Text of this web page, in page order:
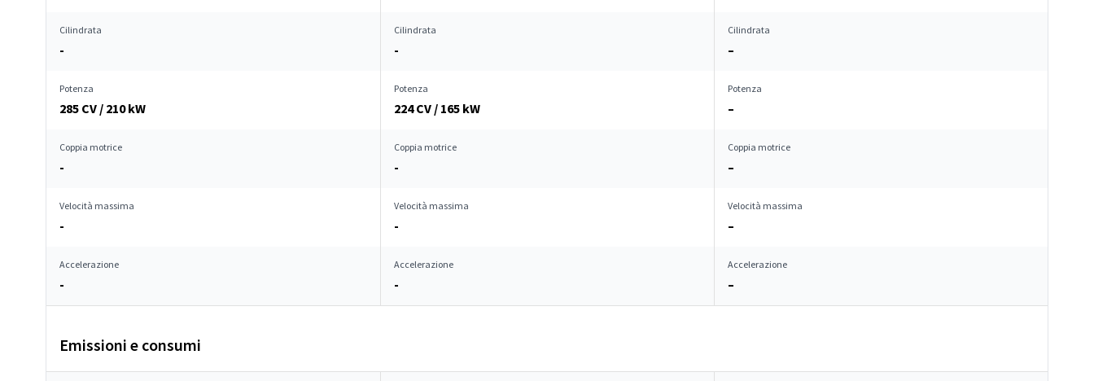
Cilindrata
-
Cilindrata
-
Cilindrata
–
Potenza
285 CV / 210 kW
Potenza
224 CV / 165 kW
Potenza
–
Coppia motrice
-
Coppia motrice
-
Coppia motrice
–
Velocità massima
-
Velocità massima
-
Velocità massima
–
Accelerazione
-
Accelerazione
-
Accelerazione
–
Emissioni e consumi